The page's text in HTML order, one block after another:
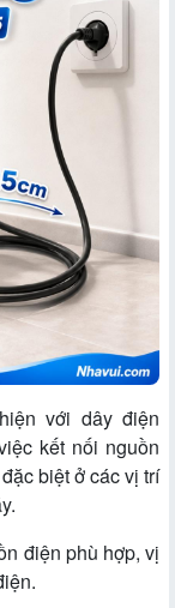
với dây điện
kết nối nguồn
biệt ở các vị trí
điện phù hợp, vị